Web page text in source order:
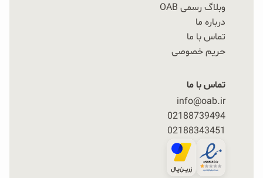
وبلاگ رسمی OAB
درباره ما
تماس با ما
حریم خصوصی
تماس با ما
info@oab.ir
02188739494
02188343451